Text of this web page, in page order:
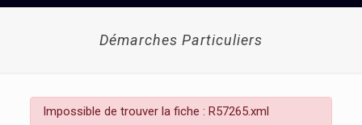
Démarches Particuliers
Impossible de trouver la fiche : R57265.xml